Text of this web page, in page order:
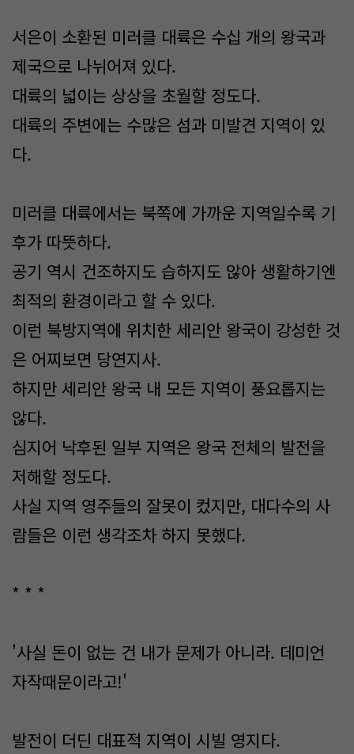
서은이 소환된 미러클 대륙은 수십 개의 왕국과
제국으로 나뉘어져 있다.
대륙의 넓이는 상상을 초월할 정도다.
대륙의 주변에는 수많은 섬과 미발견 지역이 있
다.
미러클 대륙에서는 북쪽에 가까운 지역일수록 기
후가 따뜻하다.
공기 역시 건조하지도 습하지도 않아 생활하기엔
최적의 환경이라고 할 수 있다.
이런 북방지역에 위치한 세리안 왕국이 강성한 것
은 어찌보면 당연지사.
하지만 세리안 왕국 내 모든 지역이 풍요롭지는
않다.
심지어 낙후된 일부 지역은 왕국 전체의 발전을
저해할 정도다.
사실 지역 영주들의 잘못이 컸지만, 대다수의 사
람들은 이런 생각조차 하지 못했다.
* * *
'사실 돈이 없는 건 내가 문제가 아니라. 데미언
자작때문이라고!'
발전이 더딘 대표적 지역이 시빌 영지다.